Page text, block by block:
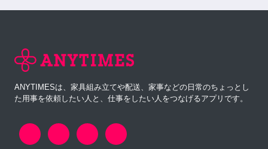
ANYTIMESは、家具組み立てや配送、家事などの日常のちょっとし
た用事を依頼したい人と、仕事をしたい人をつなげるアプリです。